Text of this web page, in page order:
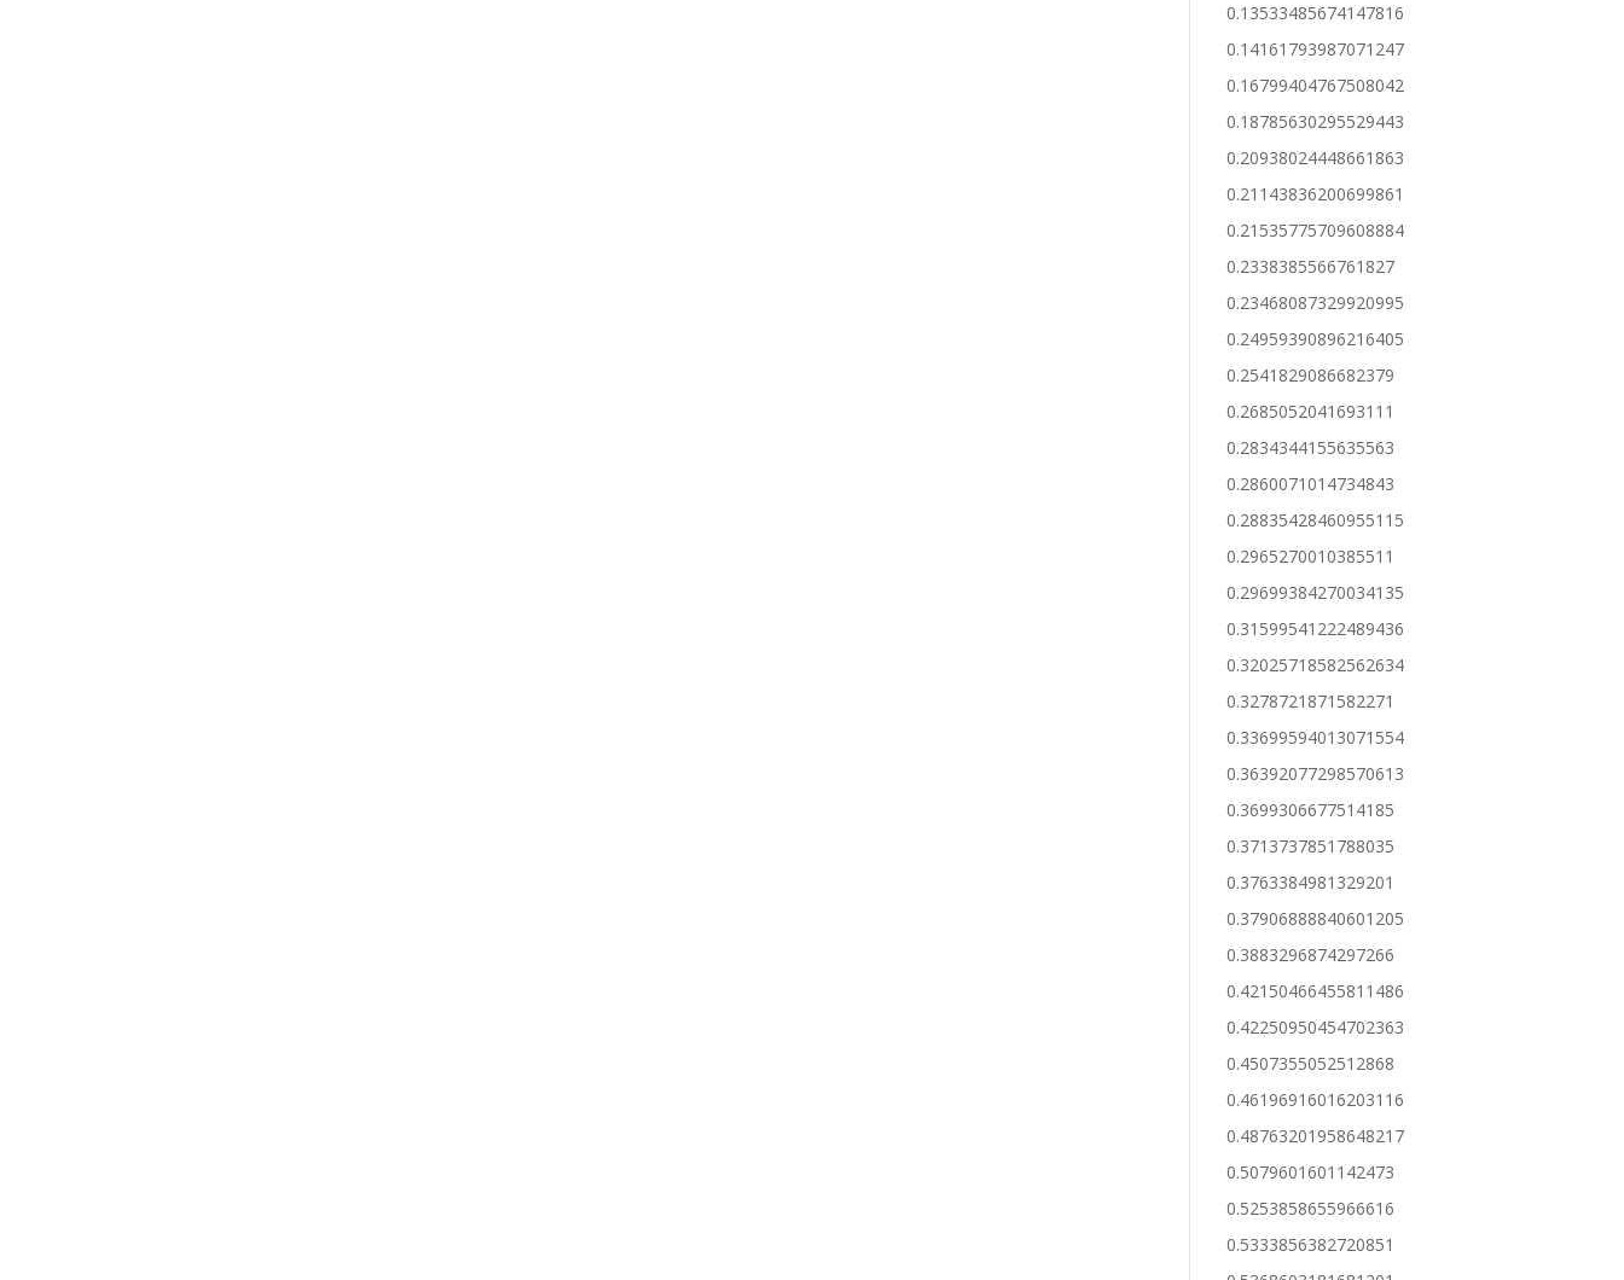
0.13533485674147816
0.14161793987071247
0.16799404767508042
0.18785630295529443
0.20938024448661863
0.21143836200699861
0.21535775709608884
0.2338385566761827
0.23468087329920995
0.24959390896216405
0.2541829086682379
0.2685052041693111
0.2834344155635563
0.2860071014734843
0.28835428460955115
0.2965270010385511
0.29699384270034135
0.31599541222489436
0.32025718582562634
0.3278721871582271
0.33699594013071554
0.36392077298570613
0.3699306677514185
0.3713737851788035
0.3763384981329201
0.37906888840601205
0.3883296874297266
0.42150466455811486
0.42250950454702363
0.4507355052512868
0.46196916016203116
0.48763201958648217
0.5079601601142473
0.5253858655966616
0.5333856382720851